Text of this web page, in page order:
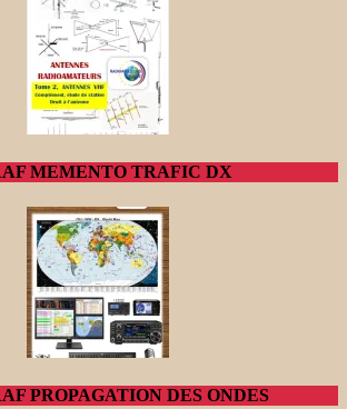
MEMENTO TRAFIC DX
PROPAGATION DES ONDES